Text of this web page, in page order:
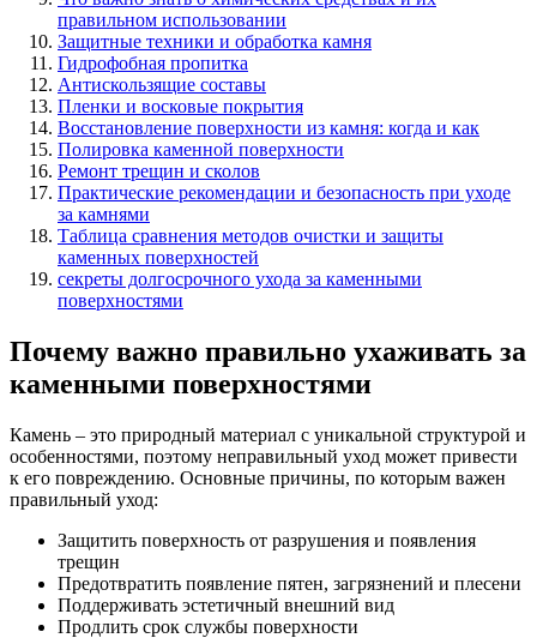
правильном использовании
Защитные техники и обработка камня
Гидрофобная пропитка
Антискользящие составы
Пленки и восковые покрытия
Восстановление поверхности из камня: когда и как
Полировка каменной поверхности
Ремонт трещин и сколов
Практические рекомендации и безопасность при уходе
за камнями
Таблица сравнения методов очистки и защиты
каменных поверхностей
секреты долгосрочного ухода за каменными
поверхностями
Почему важно правильно ухаживать за
каменными поверхностями
Камень – это природный материал с уникальной структурой и
особенностями, поэтому неправильный уход может привести
к его повреждению. Основные причины, по которым важен
правильный уход:
Защитить поверхность от разрушения и появления
трещин
Предотвратить появление пятен, загрязнений и плесени
Поддерживать эстетичный внешний вид
Продлить срок службы поверхности